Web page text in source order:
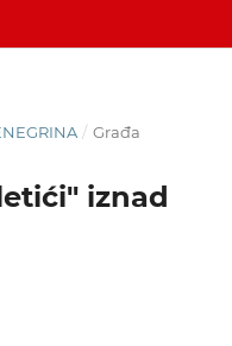
/ Građa
iznad